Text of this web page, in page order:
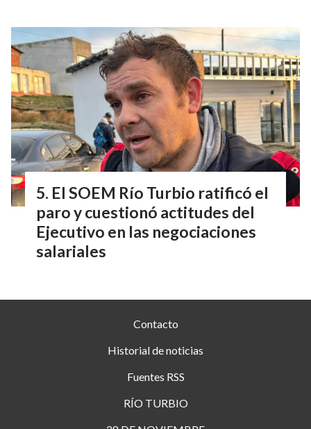
El SOEM Río Turbio ratificó el
paro y cuestionó actitudes del
Ejecutivo en las negociaciones
salariales
Contacto
Historial de noticias
Fuentes RSS
RÍO TURBIO